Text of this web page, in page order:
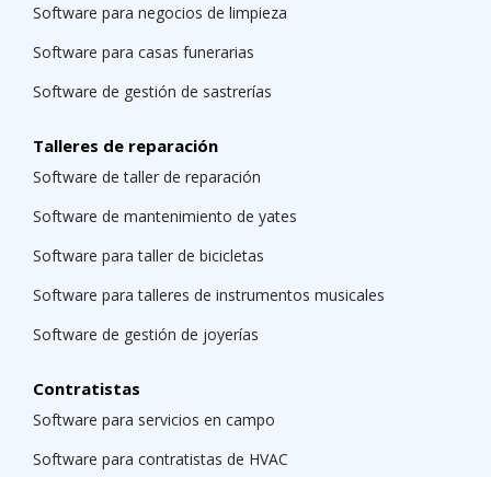
Software para negocios de limpieza
Software para casas funerarias
Software de gestión de sastrerías
Talleres de reparación
Software de taller de reparación
Software de mantenimiento de yates
Software para taller de bicicletas
Software para talleres de instrumentos musicales
Software de gestión de joyerías
Contratistas
Software para servicios en campo
Software para contratistas de HVAC